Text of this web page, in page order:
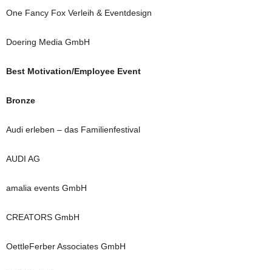
One Fancy Fox Verleih & Eventdesign
Doering Media GmbH
Best Motivation/Employee Event
Bronze
Audi erleben – das Familienfestival
AUDI AG
amalia events GmbH
CREATORS GmbH
OettleFerber Associates GmbH